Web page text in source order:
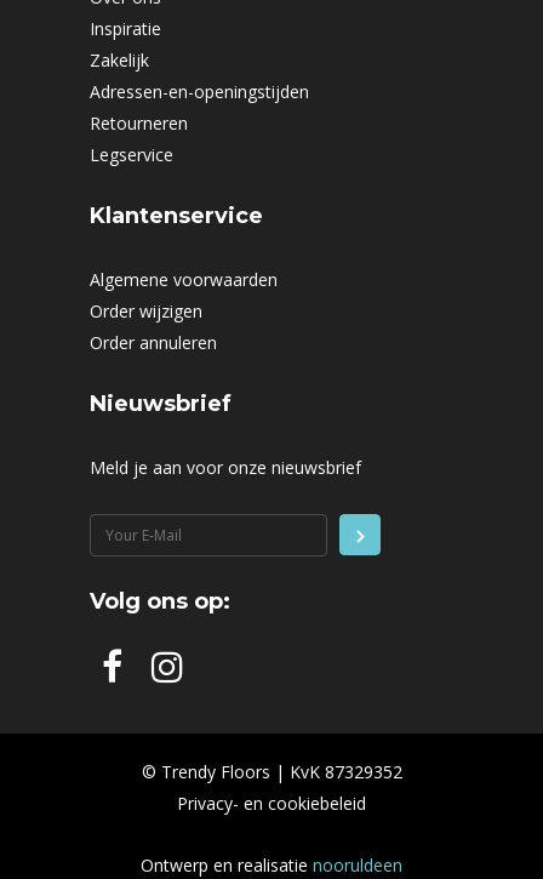
Inspiratie
Zakelijk
Adressen-en-openingstijden
Retourneren
Legservice
Klantenservice
Algemene voorwaarden
Order wijzigen
Order annuleren
Nieuwsbrief
Meld je aan voor onze nieuwsbrief
Volg ons op:
© Trendy Floors | KvK 87329352
Privacy- en cookiebeleid
Ontwerp en realisatie nooruldeen